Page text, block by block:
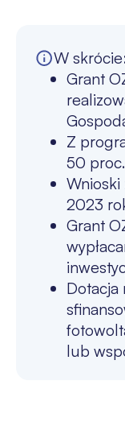
W
Grant
Z
50
Wnioski
2023
Grant
Dotacja
lub